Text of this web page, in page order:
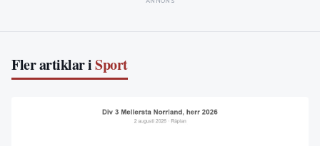
Fler artiklar iSport